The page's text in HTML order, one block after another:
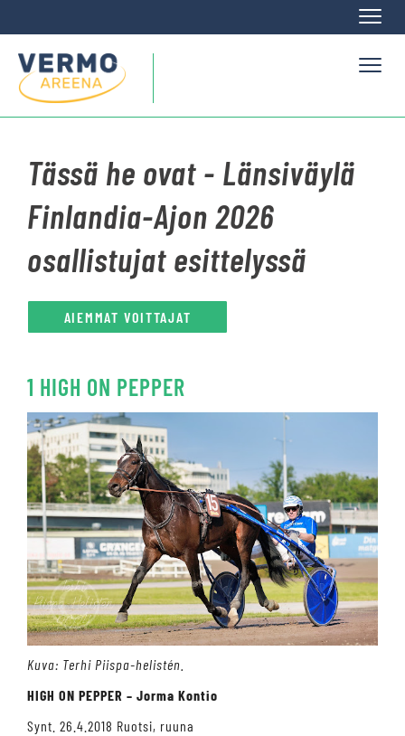
Tässä he ovat - Länsiväylä
Finlandia-Ajon 2026
osallistujat esittelyssä
AIEMMAT VOITTAJAT
1 HIGH ON PEPPER
Kuva: Terhi Piispa-helistén.
HIGH ON PEPPER – Jorma Kontio
Synt. 26.4.2018 Ruotsi, ruuna